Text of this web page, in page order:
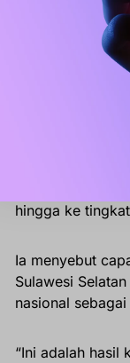
“Kalau
Apresiasi
Dalam
Gerakan Atasi
hingga ke
Ia menyebut
Sulawesi
nasional
“Ini adalah hasil